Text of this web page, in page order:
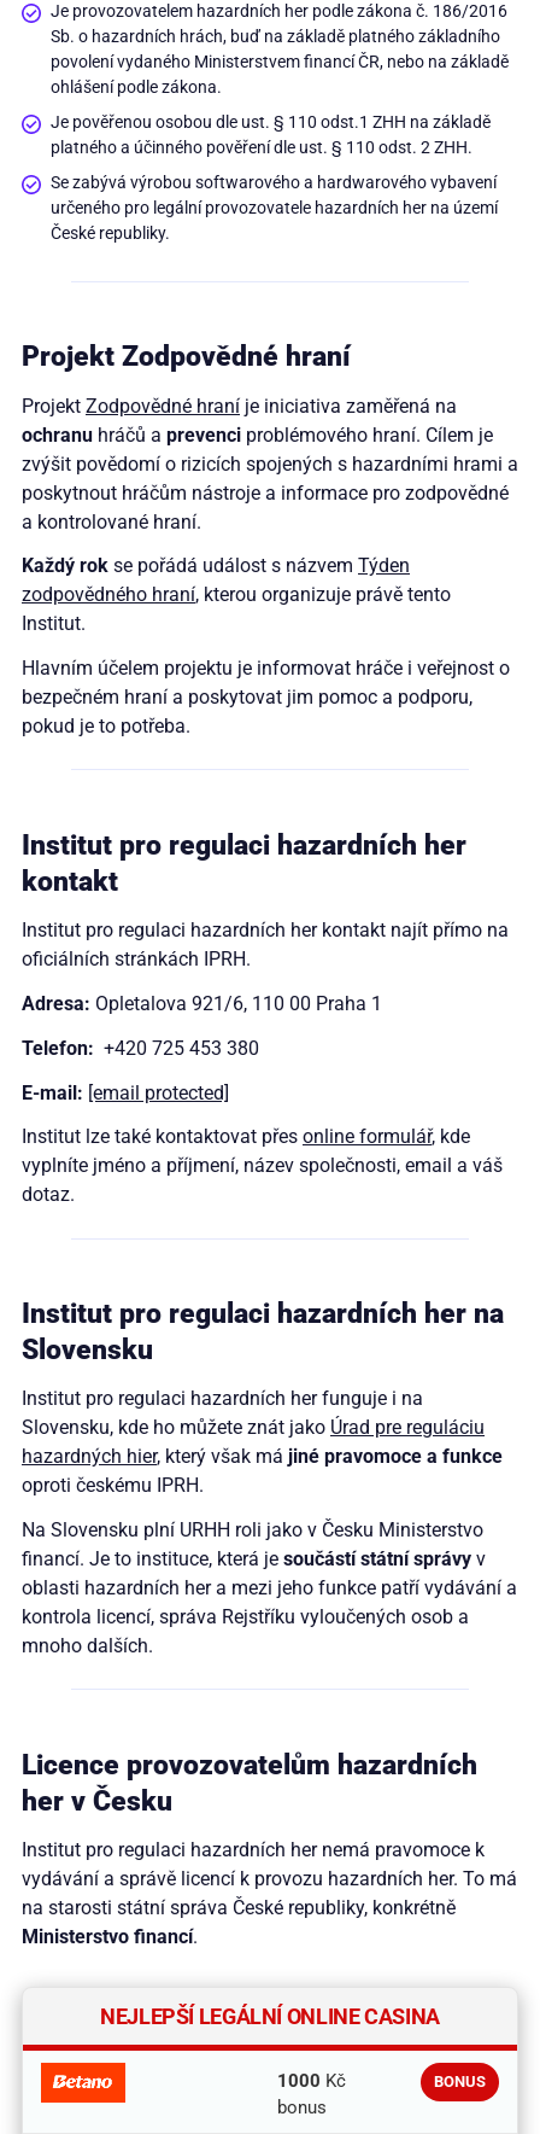
Je provozovatelem hazardních her podle zákona č. 186/2016
Sb. o hazardních hrách, buď na základě platného základního
povolení vydaného Ministerstvem financí ČR, nebo na základě
ohlášení podle zákona.
Je pověřenou osobou dle ust. § 110 odst.1 ZHH na základě
platného a účinného pověření dle ust. § 110 odst. 2 ZHH.
Se zabývá výrobou softwarového a hardwarového vybavení
určeného pro legální provozovatele hazardních her na území
České republiky.
Projekt Zodpovědné hraní
Projekt Zodpovědné hraní je iniciativa zaměřená na
ochranu hráčů a prevenci problémového hraní. Cílem je
zvýšit povědomí o rizicích spojených s hazardními hrami a
poskytnout hráčům nástroje a informace pro zodpovědné
a kontrolované hraní.
Každý rok se pořádá událost s názvem Týden
zodpovědného hraní, kterou organizuje právě tento
Institut.
Hlavním účelem projektu je informovat hráče i veřejnost o
bezpečném hraní a poskytovat jim pomoc a podporu,
pokud je to potřeba.
Institut pro regulaci hazardních her
kontakt
Institut pro regulaci hazardních her kontakt najít přímo na
oficiálních stránkách IPRH.
Adresa: Opletalova 921/6, 110 00 Praha 1
Telefon: +420 725 453 380
E-mail: [email protected]
Institut lze také kontaktovat přes online formulář, kde
vyplníte jméno a příjmení, název společnosti, email a váš
dotaz.
Institut pro regulaci hazardních her na
Slovensku
Institut pro regulaci hazardních her funguje i na
Slovensku, kde ho můžete znát jako Úrad pre reguláciu
hazardných hier, který však má jiné pravomoce a funkce
oproti českému IPRH.
Na Slovensku plní URHH roli jako v Česku Ministerstvo
financí. Je to instituce, která je součástí státní správy v
oblasti hazardních her a mezi jeho funkce patří vydávání a
kontrola licencí, správa Rejstříku vyloučených osob a
mnoho dalších.
Licence provozovatelům hazardních
her v Česku
Institut pro regulaci hazardních her nemá pravomoce k
vydávání a správě licencí k provozu hazardních her. To má
na starosti státní správa České republiky, konkrétně
Ministerstvo financí.
NEJLEPŠÍ LEGÁLNÍ ONLINE CASINA
1000 Kč
bonus
BONUS